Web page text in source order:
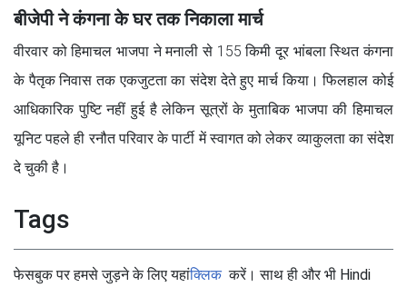
बीजेपी ने कंगना के घर तक निकाला मार्च
वीरवार को हिमाचल भाजपा ने मनाली से 155 किमी दूर भांबला स्थित कंगना
के पैतृक निवास तक एकजुटता का संदेश देते हुए मार्च किया। फिलहाल कोई
आधिकारिक पुष्टि नहीं हुई है लेकिन सूत्रों के मुताबिक भाजपा की हिमाचल
यूनिट पहले ही रनौत परिवार के पार्टी में स्वागत को लेकर व्याकुलता का संदेश
दे चुकी है।
Tags
फेसबुक पर हमसे जुड़ने के लिए यहांक्लिककरें। साथ ही और भी Hindi